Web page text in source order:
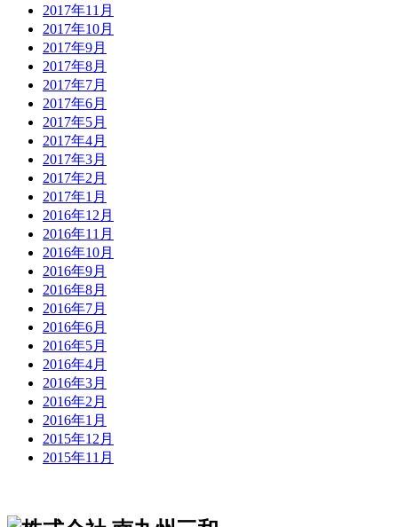
2017年11月
2017年10月
2017年9月
2017年8月
2017年7月
2017年6月
2017年5月
2017年4月
2017年3月
2017年2月
2017年1月
2016年12月
2016年11月
2016年10月
2016年9月
2016年8月
2016年7月
2016年6月
2016年5月
2016年4月
2016年3月
2016年2月
2016年1月
2015年12月
2015年11月